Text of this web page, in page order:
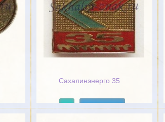
Сахалинэнерго 35